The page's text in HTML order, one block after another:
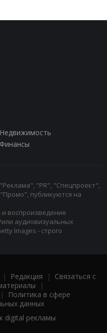
Недвижимость
Финансы
"PR", "Спецпроект",
публикуются на
воспроизведение
аудиовизуальных
Images - строго
| Редакция | Связаться с
|
|
Политика в сфере
данных
digital рекламы